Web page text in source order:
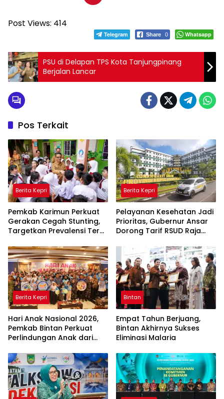
Post Views: 414
Telegram Share 0 Whatsapp
PSU di Delapan TPS Kota Tanjungpinang
Berjalan Lancar
Pos Terkait
Berita Kepri
Pemkab Karimun Perkuat
Gerakan Cegah Stunting,
Targetkan Prevalensi Terus
Berita Kepri
Pelayanan Kesehatan Jadi
Prioritas, Gubernur Ansar
Dorong Tarif RSUD Raja
Biaya Riil
Berita Kepri
Hari Anak Nasional 2026,
Pemkab Bintan Perkuat
Perlindungan Anak dari
Ancaman Digital
Bintan
Empat Tahun Berjuang,
Bintan Akhirnya Sukses
Eliminasi Malaria